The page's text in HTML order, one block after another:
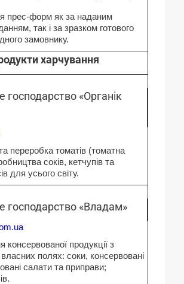
прес-форм як за наданим
так і за зразком готового
замовнику.
харчування
«Органік
переробка томатів (томатна
соків, кетчупів та
для усього світу.
господарство «Владам»
консервованої продукції з
полях: соки, консервовані
салати та приправи;